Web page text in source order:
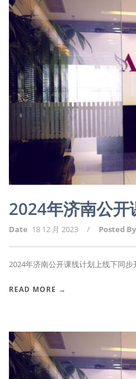
2024年济南公
Date 18 12 月 2023 / Posted By
2024年济南公开课线计划上线下同
READ MORE →